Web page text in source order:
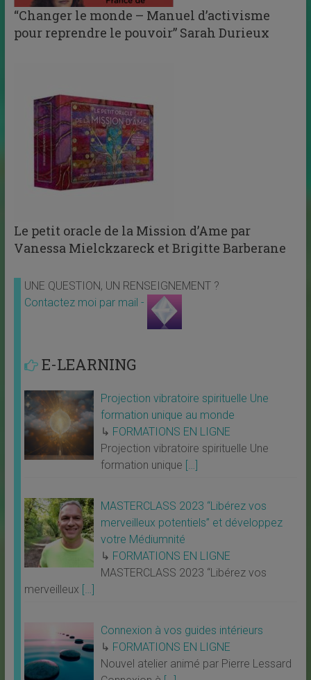
“Changer le monde – Manuel d’activisme
pour reprendre le pouvoir” Sarah Durieux
Le petit oracle de la Mission d’Ame par
Vanessa Mielckzareck et Brigitte Barberane
UNE QUESTION, UN RENSEIGNEMENT ?
Contactez moi par mail -
E-LEARNING
Projection vibratoire spirituelle Une
formation unique au monde
↳ FORMATIONS EN LIGNE
Projection vibratoire spirituelle Une
formation unique […]
MASTERCLASS 2023 “Libérez vos
merveilleux potentiels” et développez
votre Médiumnité
↳ FORMATIONS EN LIGNE
MASTERCLASS 2023 “Libérez vos
merveilleux […]
Connexion à vos guides intérieurs
↳ FORMATIONS EN LIGNE
Nouvel atelier animé par Pierre Lessard